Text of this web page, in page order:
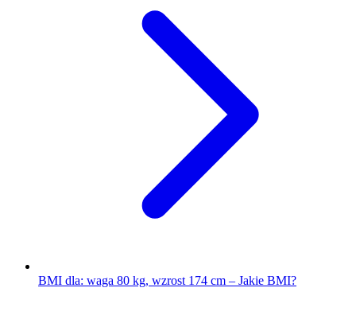
BMI dla: waga 80 kg, wzrost 174 cm – Jakie BMI?